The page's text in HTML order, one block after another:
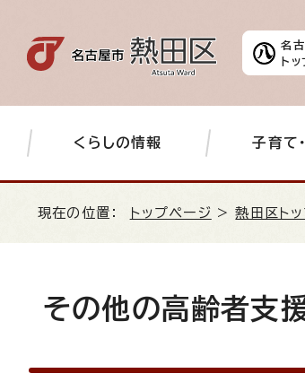
名
ト
くらしの情報 子育て
現在の位置： トップページ >熱田区ト
その他の高齢者支援